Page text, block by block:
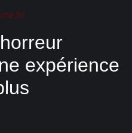
expérience